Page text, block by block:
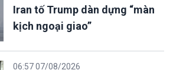
Iran tố Trump dàn dựng “màn
kịch ngoại giao”
06:57 07/08/2026